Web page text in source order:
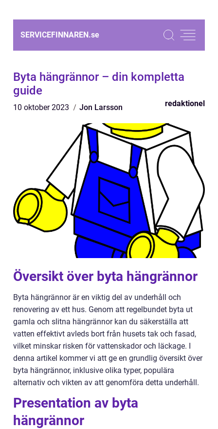
SERVICEFINNAREN.se
Byta hängrännor – din kompletta
guide
10 oktober 2023 Jon Larsson redaktionel
Översikt över byta hängrännor
Byta hängrännor är en viktig del av underhåll och
renovering av ett hus. Genom att regelbundet byta ut
gamla och slitna hängrännor kan du säkerställa att
vatten effektivt avleds bort från husets tak och fasad,
vilket minskar risken för vattenskador och läckage. I
denna artikel kommer vi att ge en grundlig översikt över
byta hängrännor, inklusive olika typer, populära
alternativ och vikten av att genomföra detta underhåll.
Presentation av byta
hängrännor